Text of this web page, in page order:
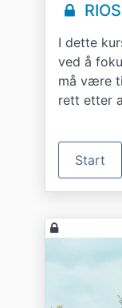
I dette
ved å
må være
rett etter
Start